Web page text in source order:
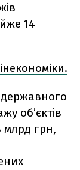
14
обʼєктів
грн,